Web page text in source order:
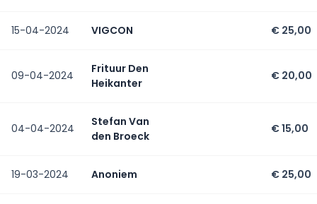
15-04-2024 VIGCON € 25,00
09-04-2024
Frituur Den
Heikanter
€ 20,00
04-04-2024
Stefan Van
den Broeck
€ 15,00
19-03-2024 Anoniem € 25,00